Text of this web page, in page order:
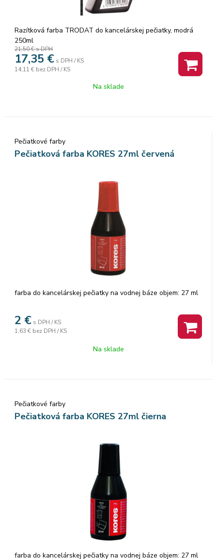
Razítková farba TRODAT do kancelárskej pečiatky, modrá
250ml
21,50 €s DPH
17,35 € s DPH / KS
14,11 € bez DPH / KS
Na sklade
Pečiatkové farby
Pečiatková farba KORES 27ml červená
farba do kancelárskej pečiatky na vodnej báze objem: 27 ml
2 € s DPH / KS
1,63 € bez DPH / KS
Na sklade
Pečiatkové farby
Pečiatková farba KORES 27ml čierna
farba do kancelárskej pečiatky na vodnej báze objem: 27 ml